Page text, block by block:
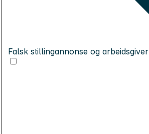
Falsk stillingannonse og arbeidsgiver